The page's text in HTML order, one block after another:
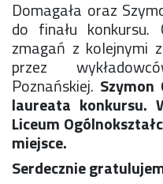
Wykaz podręczników
Zajęcia pozalekcyjne
Aplikacje szkolne
Biblioteka szkolna
Classroom
Dokumenty szkolne
Dyżury Szkolne
Dziennik elektroniczny
Obiady
Domagała oraz
do finału konkursu.
zmagań z kolejnymi
przez
Poznańskiej. Szymon
laureata konkursu.
Liceum
miejsce.
Serdecznie